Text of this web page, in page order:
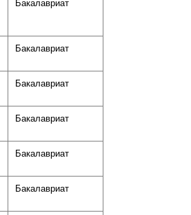
Бакалавриат
Бакалавриат
Бакалавриат
Бакалавриат
Бакалавриат
Бакалавриат